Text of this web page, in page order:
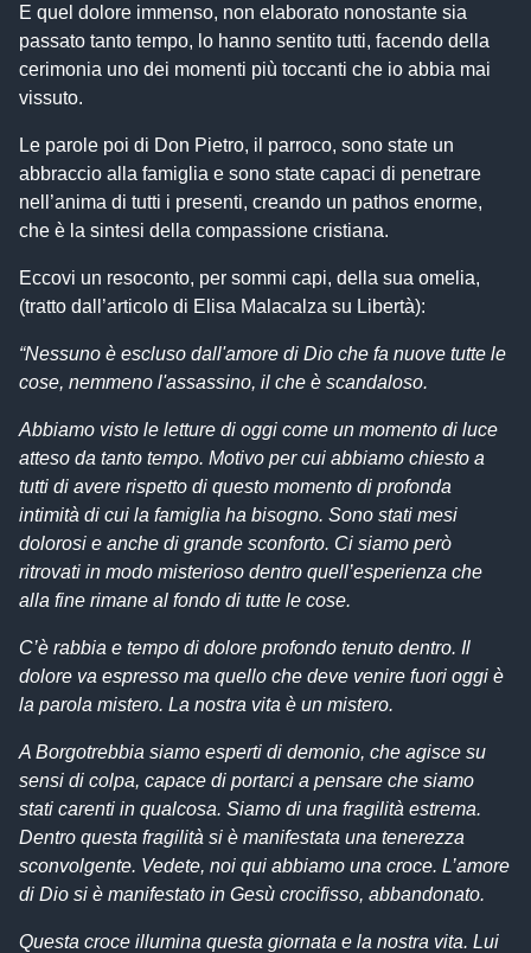
E quel dolore immenso, non elaborato nonostante sia
passato tanto tempo, lo hanno sentito tutti, facendo della
cerimonia uno dei momenti più toccanti che io abbia mai
vissuto.
Le parole poi di Don Pietro, il parroco, sono state un
abbraccio alla famiglia e sono state capaci di penetrare
nell’anima di tutti i presenti, creando un pathos enorme,
che è la sintesi della compassione cristiana.
Eccovi un resoconto, per sommi capi, della sua omelia,
(tratto dall’articolo di Elisa Malacalza su Libertà):
“Nessuno è escluso dall'amore di Dio che fa nuove tutte le
cose, nemmeno l'assassino, il che è scandaloso.
Abbiamo visto le letture di oggi come un momento di luce
atteso da tanto tempo. Motivo per cui abbiamo chiesto a
tutti di avere rispetto di questo momento di profonda
intimità di cui la famiglia ha bisogno. Sono stati mesi
dolorosi e anche di grande sconforto. Ci siamo però
ritrovati in modo misterioso dentro quell’esperienza che
alla fine rimane al fondo di tutte le cose.
C’è rabbia e tempo di dolore profondo tenuto dentro. Il
dolore va espresso ma quello che deve venire fuori oggi è
la parola mistero. La nostra vita è un mistero.
A Borgotrebbia siamo esperti di demonio, che agisce su
sensi di colpa, capace di portarci a pensare che siamo
stati carenti in qualcosa. Siamo di una fragilità estrema.
Dentro questa fragilità si è manifestata una tenerezza
sconvolgente. Vedete, noi qui abbiamo una croce. L’amore
di Dio si è manifestato in Gesù crocifisso, abbandonato.
Questa croce illumina questa giornata e la nostra vita. Lui